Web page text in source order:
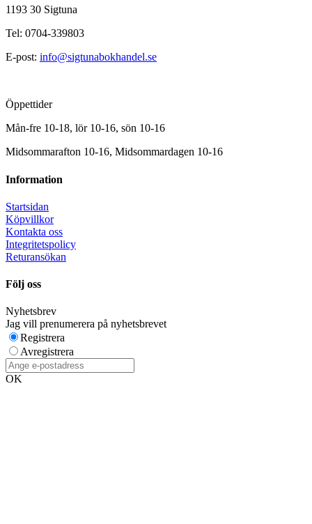
1193 30 Sigtuna
Tel: 0704-339803
E-post: info@sigtunabokhandel.se
Öppettider
Mån-fre 10-18, lör 10-16, sön 10-16
Midsommarafton 10-16, Midsommardagen 10-16
Information
Startsidan
Köpvillkor
Kontakta oss
Integritetspolicy
Returansökan
Följ oss
Nyhetsbrev
Jag vill prenumerera på nyhetsbrevet
Registrera
Avregistrera
OK